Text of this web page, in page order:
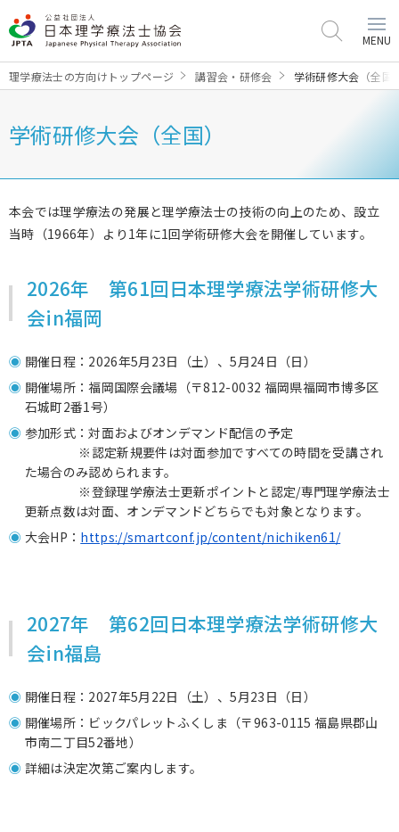
MENU
理学療法士の方向けトップページ 講習会・研修会 学術研修大会（全国
学術研修大会（全国）
本会では理学療法の発展と理学療法士の技術の向上のため、設立
当時（1966年）より1年に1回学術研修大会を開催しています。
2026年 第61回日本理学療法学術研修大
会in福岡
開催日程：2026年5月23日（土）、5月24日（日）
開催場所：福岡国際会議場 （〒812-0032 福岡県福岡市博多区
石城町2番1号）
参加形式：対面およびオンデマンド配信の予定
※認定新規要件は対面参加ですべての時間を受講され
た場合のみ認められます。
※登録理学療法士更新ポイントと認定/専門理学療法士
更新点数は対面、オンデマンドどちらでも対象となります。
大会HP： https://smartconf.jp/content/nichiken61/
2027年 第62回日本理学療法学術研修大
会in福島
開催日程：2027年5月 22日（土）、5月23 日（日）
開催場所：ビックパレットふくしま（〒963-0115 福島県郡山
市南二丁目52番地）
詳細は決定次第ご案内します。